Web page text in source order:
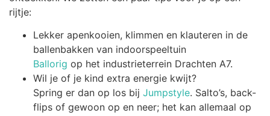
rijtje:
Lekker apenkooien, klimmen en klauteren in de
ballenbakken van indoorspeeltuin
Ballorig op het industrieterrein Drachten A7.
Wil je of je kind extra energie kwijt?
Spring er dan op los bij Jumpstyle. Salto’s, back-
flips of gewoon op en neer; het kan allemaal op